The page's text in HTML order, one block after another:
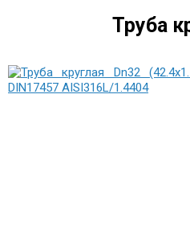
Труба